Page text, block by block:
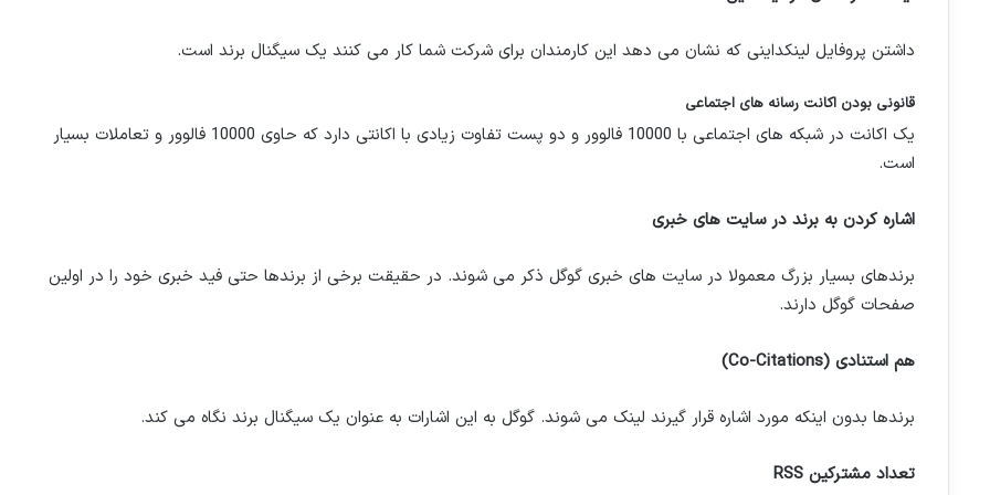
داشتن پروفایل لینکداینی که نشان می دهد این کارمندان برای شرکت شما کار می کنند یک سیگنال برند است.
قانونی بودن اکانت رسانه های اجتماعی
یک اکانت در شبکه های اجتماعی با 10000 فالوور و دو پست تفاوت زیادی با اکانتی دارد که حاوی 10000 فالوور و تعاملات بسیار
است.
اشاره کردن به برند در سایت های خبری
برندهای بسیار بزرگ معمولا در سایت های خبری گوگل ذکر می شوند. در حقیقت برخی از برندها حتی فید خبری خود را در اولین
صفحات گوگل دارند.
هم استنادی (Co-Citations)
برندها بدون اینکه مورد اشاره قرار گیرند لینک می شوند. گوگل به این اشارات به عنوان یک سیگنال برند نگاه می کند.
تعداد مشترکین